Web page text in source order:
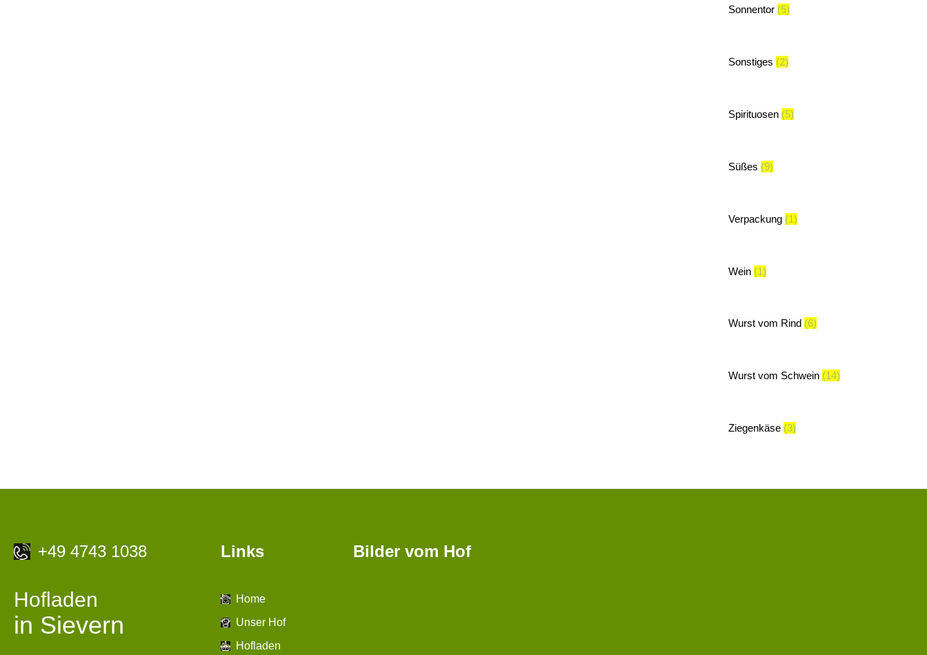
Sonnentor (5)
Sonstiges (2)
Spirituosen (5)
Süßes (9)
Verpackung (1)
Wein (1)
Wurst vom Rind (6)
Wurst vom Schwein (14)
Ziegenkäse (3)
+49 4743 1038
Hofladen
in Sievern
Links
Home
Unser Hof
Hofladen
Bilder vom Hof